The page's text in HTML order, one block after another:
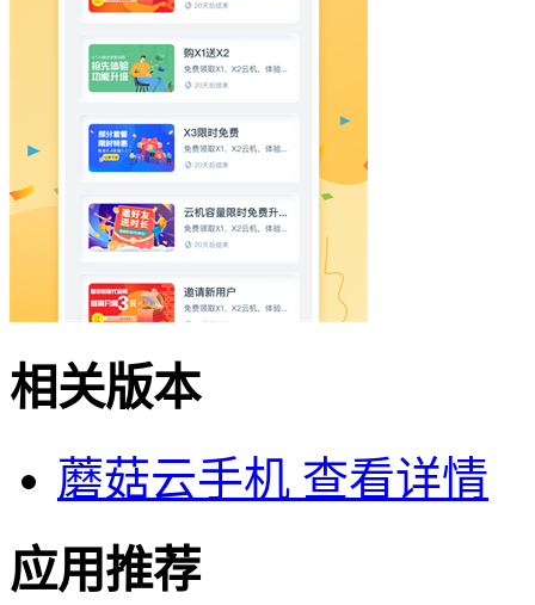
相关版本
蘑菇云手机 查看详情
应用推荐